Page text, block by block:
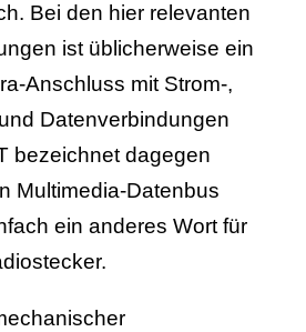
Bei den hier relevanten
ist üblicherweise ein
Anschluss mit Strom-,
Datenverbindungen
bezeichnet dagegen
Multimedia-Datenbus
ein anderes Wort für